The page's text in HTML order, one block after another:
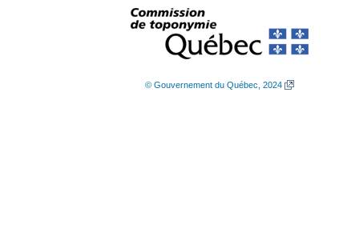
© Gouvernement du Québec, 2024